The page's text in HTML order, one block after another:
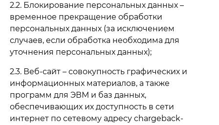
2.2. Блокирование персональных данных –
временное прекращение обработки
персональных данных (за исключением
случаев, если обработка необходима для
уточнения персональных данных);
2.3. Веб-сайт – совокупность графических и
информационных материалов, а также
программ для ЭВМ и баз данных,
обеспечивающих их доступность в сети
интернет по сетевому адресу chargeback-